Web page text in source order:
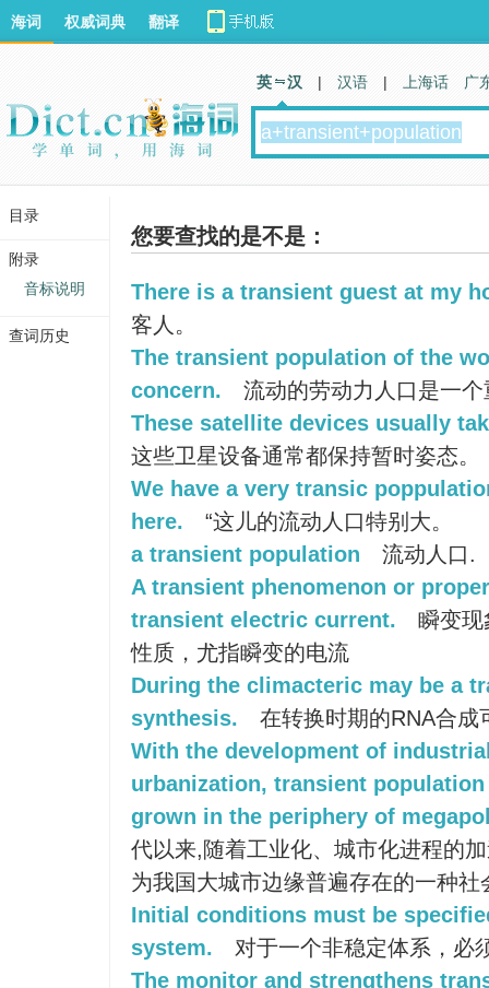
您要查找的是不是：
There is a transient guest at my
客人。
The transient population of the
concern.
流动的劳动力人口是一
These satellite devices usually
这些卫星设备通常都保持暂时姿态。
We have a very transic
here.
“这儿的流动人口特别大。
a transient population
流动人口.
A transient phenomenon or
transient electric current.
瞬变现
性质，尤指瞬变的电流
During the climacteric may be a
synthesis.
在转换时期的RNA合成
With the development of
urbanization, transient
grown in the periphery of
代以来,随着工业化、城市化进程的
为我国大城市边缘普遍存在的一种社
Initial conditions must be
system.
对于一个非稳定体系，必
The monitor and strengthens
海词 权威词典 翻译
英 汉 | 汉语 | 上海话 广
目录
附录
音标说明
查词历史